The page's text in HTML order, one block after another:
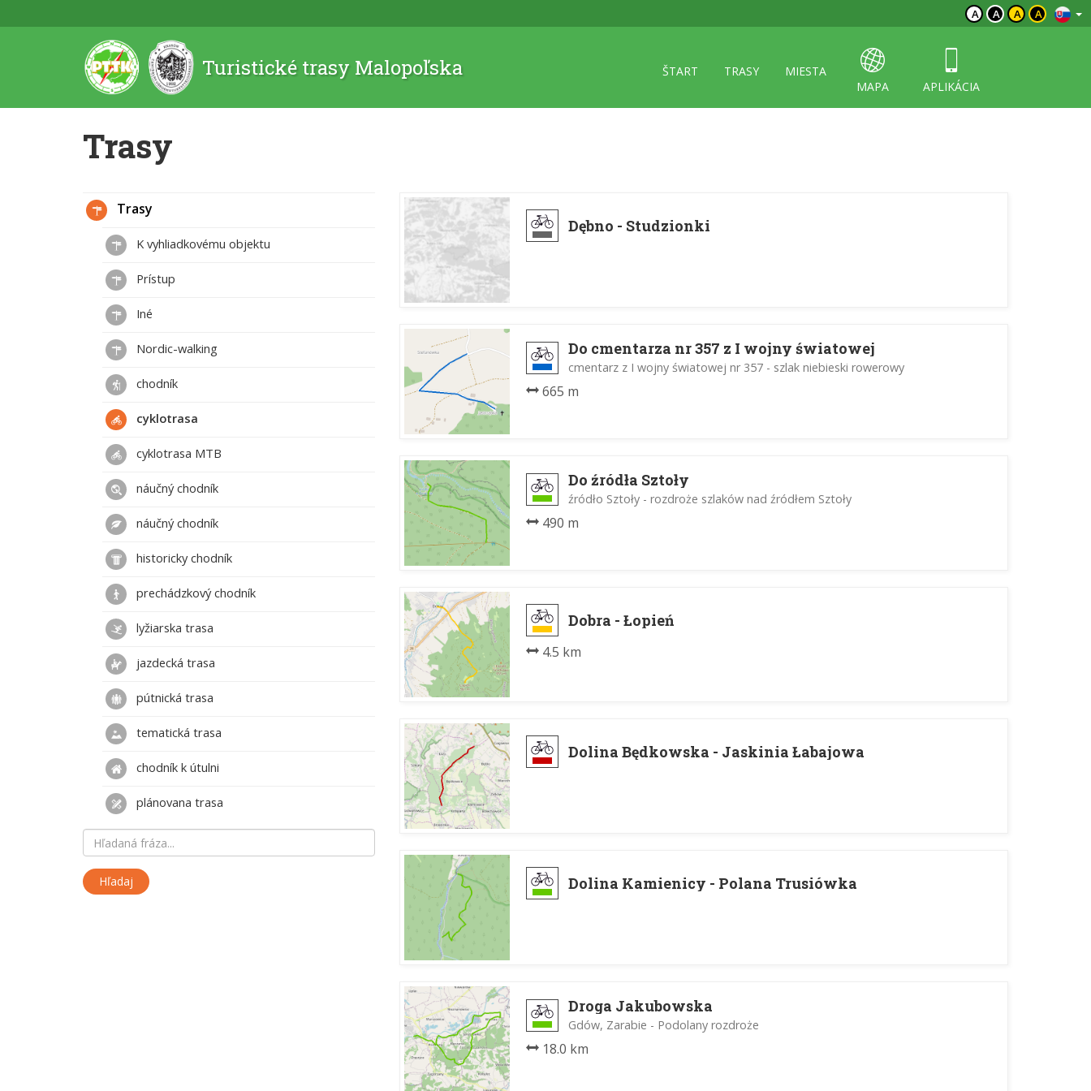
A A A A
Turistické trasy Malopoľska ŠTART TRASY
MIESTA
MAPA
APLIKÁCIA
Trasy
Dębno - Studzionki
Do cmentarza nr 357 z I wojny światowej
cmentarz z I wojny światowej nr 357 - szlak niebieski rowerowy
665 m
Do źródła Sztoły
źródło Sztoły - rozdroże szlaków nad źródłem Sztoły
490 m
Dobra - Łopień
4.5 km
Dolina Będkowska - Jaskinia Łabajowa
Dolina Kamienicy - Polana Trusiówka
Droga Jakubowska
Gdów, Zarabie - Podolany rozdroże
18.0 km
Trasy
K vyhliadkovému objektu
Prístup
Iné
Nordic-walking
chodník
cyklotrasa
cyklotrasa MTB
náučný chodník
náučný chodník
historicky chodník
prechádzkový chodník
lyžiarska trasa
jazdecká trasa
pútnická trasa
tematická trasa
chodník k útulni
plánovana trasa